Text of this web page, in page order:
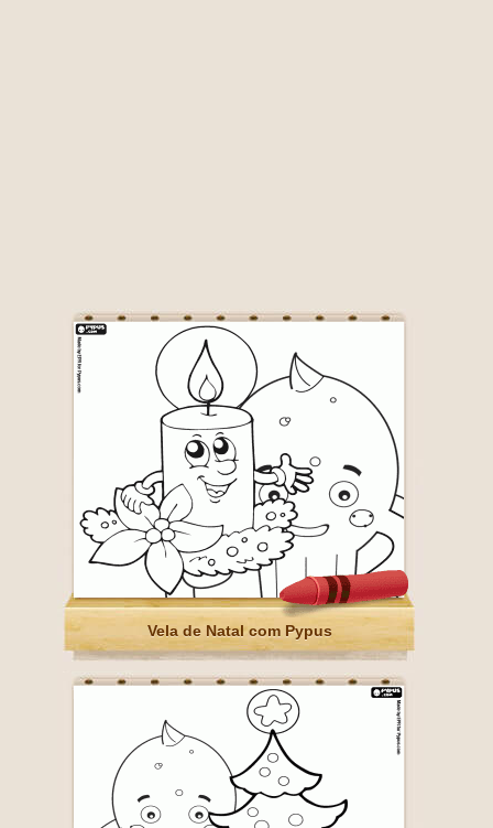
Vela de Natal com Pypus